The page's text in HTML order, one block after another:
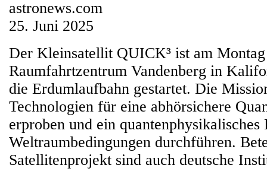
astronews.com
25. Juni 2025
Der Kleinsatellit QUICK³ ist am
Raumfahrtzentrum Vandenberg in
die Erdumlaufbahn gestartet. Die
Technologien für eine abhörsichere
erproben und ein
Weltraumbedingungen durchführen.
Satellitenprojekt sind auch deutsche